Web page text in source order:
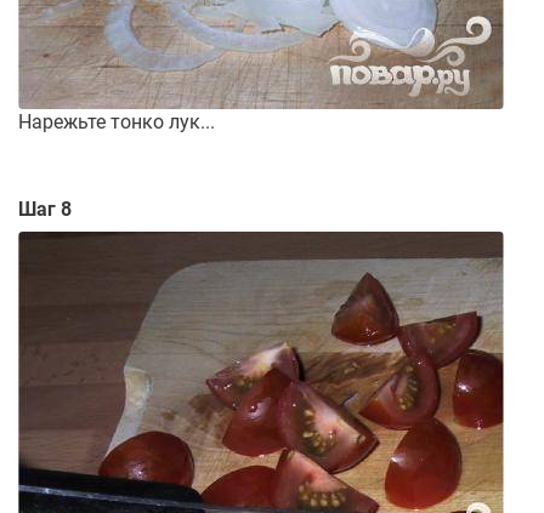
Нарежьте тонко лук...
Шаг 8